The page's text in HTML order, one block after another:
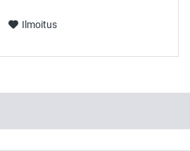
Ilmoitus